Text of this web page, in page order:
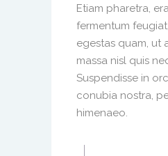
Etiam pharetra,
fermentum
egestas quam, ut
massa nisl quis
Suspendisse in
conubia nostra,
himenaeo.